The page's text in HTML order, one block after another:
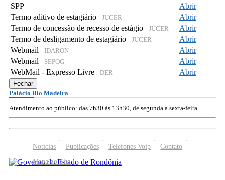
SPP
Abrir
Termo aditivo de estagiário - JUCER
Abrir
Termo de concessão de recesso de estágio - JUCER
Abrir
Termo de desligamento de estagiário - JUCER
Abrir
Webmail - IDARON
Abrir
Webmail - SEPOG
Abrir
WebMail - Expresso Livre - DER Abrir
Fechar
Palácio Rio Madeira
Atendimento ao público: das 7h30 às 13h30, de segunda a sexta-feira
Notícias Publicações Telefones Voip
Contato
Mapa do Site